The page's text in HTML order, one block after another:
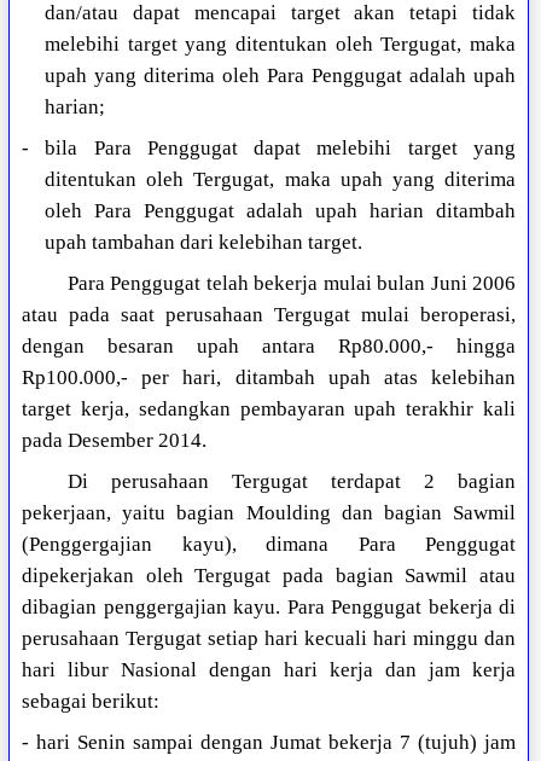
dan/atau dapat mencapai target akan tetapi tidak
melebihi target yang ditentukan oleh Tergugat, maka
upah yang diterima oleh Para Penggugat adalah upah
harian;
- bila Para Penggugat dapat melebihi target yang
ditentukan oleh Tergugat, maka upah yang diterima
oleh Para Penggugat adalah upah harian ditambah
upah tambahan dari kelebihan target.
Para Penggugat telah bekerja mulai bulan Juni 2006
atau pada saat perusahaan Tergugat mulai beroperasi,
dengan besaran upah antara Rp80.000,- hingga
Rp100.000,- per hari, ditambah upah atas kelebihan
target kerja, sedangkan pembayaran upah terakhir kali
pada Desember 2014.
Di perusahaan Tergugat terdapat 2 bagian
pekerjaan, yaitu bagian Moulding dan bagian Sawmil
(Penggergajian kayu), dimana Para Penggugat
dipekerjakan oleh Tergugat pada bagian Sawmil atau
dibagian penggergajian kayu. Para Penggugat bekerja di
perusahaan Tergugat setiap hari kecuali hari minggu dan
hari libur Nasional dengan hari kerja dan jam kerja
sebagai berikut:
- hari Senin sampai dengan Jumat bekerja 7 (tujuh) jam